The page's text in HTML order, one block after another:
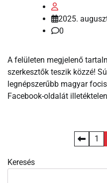
2025.
0
A felületen megjelenő
szerkesztők teszik közzé!
legnépszerűbb magyar
Facebook-oldalát
lapozása
1
Keresés